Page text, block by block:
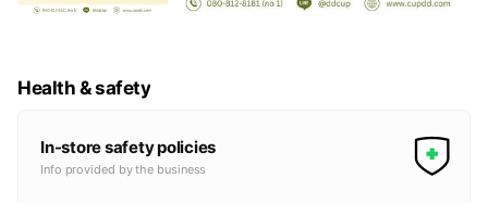
Health & safety
In-store safety policies
Info provided by the business